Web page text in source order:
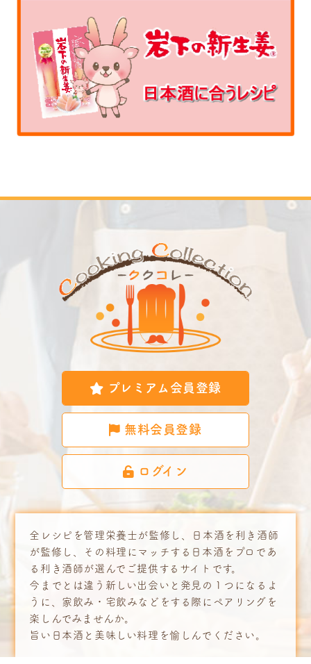
プレミアム会員登録
無料会員登録
ログイン
全レシピを管理栄養士が監修し、日本酒を利き酒師
が監修し、その料理にマッチする日本酒をプロであ
る利き酒師が選んでご提供するサイトです。
今までとは違う新しい出会いと発見の１つになるよ
うに、家飲み・宅飲みなどをする際にペアリングを
楽しんでみませんか。
旨い日本酒と美味しい料理を愉しんでください。